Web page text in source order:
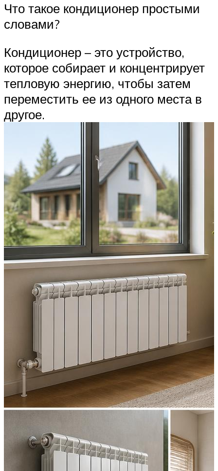
Что такое кондиционер простыми
словами?
Кондиционер – это устройство,
которое собирает и концентрирует
тепловую энергию, чтобы затем
переместить ее из одного места в
другое.